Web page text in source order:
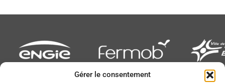
Gérer le consentement